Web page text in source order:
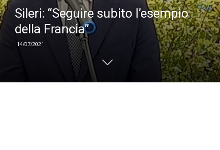
Sileri: “Seguire subito l’esempio
della Francia”
14/07/2021